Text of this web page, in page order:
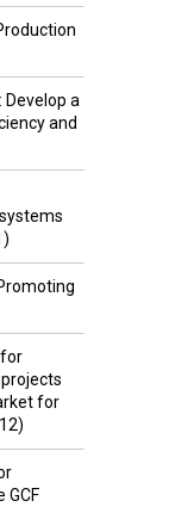
a
and
for
GCF